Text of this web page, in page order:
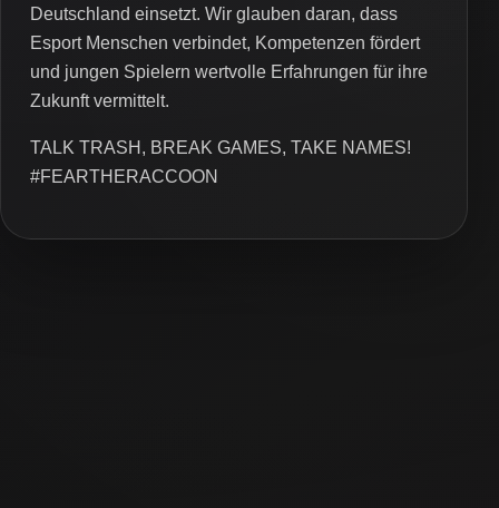
Deutschland einsetzt. Wir glauben daran, dass
Esport Menschen verbindet, Kompetenzen fördert
und jungen Spielern wertvolle Erfahrungen für ihre
Zukunft vermittelt.
TALK TRASH, BREAK GAMES, TAKE NAMES!
#FEARTHERACCOON